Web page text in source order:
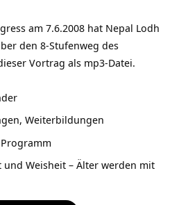
am 7.6.2008 hat Nepal Lodh
den 8-Stufenweg des
Vortrag als mp3-Datei.
Weiterbildungen
und Weisheit – Älter werden mit